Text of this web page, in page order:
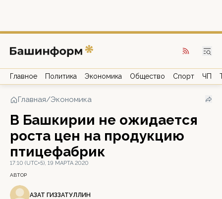
Главное Политика Экономика Общество Спорт ЧП
Главная/Экономика
В Башкирии не ожидается
роста цен на продукцию
птицефабрик
17:10 (UTC+5), 19 МАРТА 2020
АВТОР
АЗАТ ГИЗЗАТУЛЛИН